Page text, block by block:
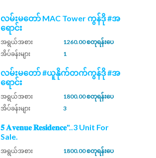
လမ်းမတော် MAC Tower ကွန်ဒို #အ
ရောင်း
အရွယ်အစား
1260.00 စတုရန်းပေ
အိပ်ခန်းများ
1
လမ်းမတော် #ယူနိုက်တက်ကွန်ဒို #အ
ရောင်း
အရွယ်အစား
1800.00 စတုရန်းပေ
အိပ်ခန်းများ
3
𝟓 𝐀𝐯𝐞𝐧𝐮𝐞 𝐑𝐞𝐬𝐢𝐝𝐞𝐧𝐜𝐞"..3 Unit For
Sale.
အရွယ်အစား
1800.00 စတုရန်းပေ